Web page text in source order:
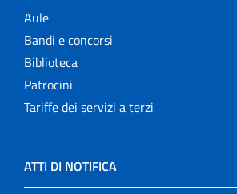
Aule
Bandi e concorsi
Biblioteca
Patrocini
Tariffe dei servizi a terzi
ATTI DI NOTIFICA